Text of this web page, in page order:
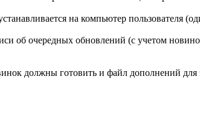
на компьютер пользователя
об очередных обновлений (с учетом
должны готовить и файл дополнений